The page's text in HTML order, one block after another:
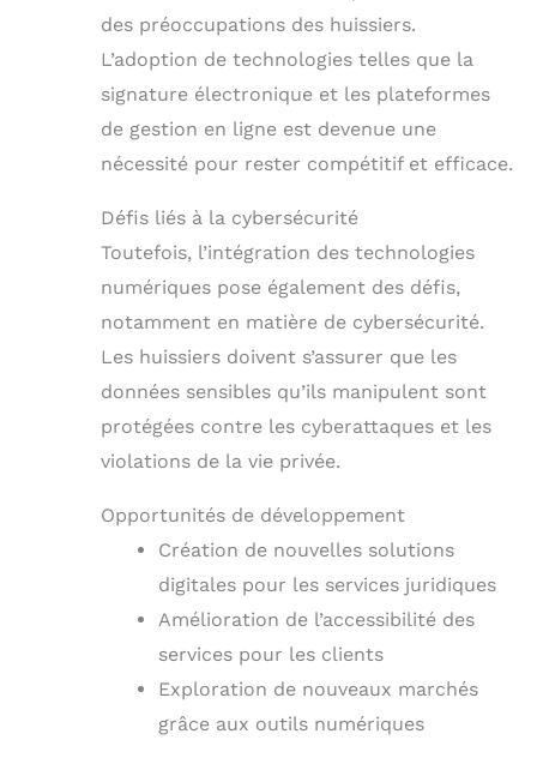
des préoccupations des huissiers.
L’adoption de technologies telles que la
signature électronique et les plateformes
de gestion en ligne est devenue une
nécessité pour rester compétitif et efficace.
Défis liés à la cybersécurité
Toutefois, l’intégration des technologies
numériques pose également des défis,
notamment en matière de cybersécurité.
Les huissiers doivent s’assurer que les
données sensibles qu’ils manipulent sont
protégées contre les cyberattaques et les
violations de la vie privée.
Opportunités de développement
Création de nouvelles solutions
digitales pour les services juridiques
Amélioration de l’accessibilité des
services pour les clients
Exploration de nouveaux marchés
grâce aux outils numériques